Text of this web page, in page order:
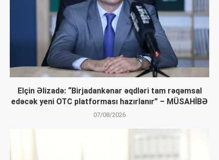
Elçin Əlizadə: “Birjadankənar əqdləri tam rəqəmsal
edəcək yeni OTC platforması hazırlanır” – MÜSAHİBƏ
07/08/2026